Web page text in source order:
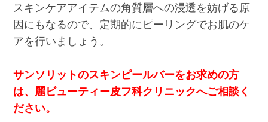
スキンケアアイテムの角質層への浸透を妨げる原
因にもなるので、定期的にピーリングでお肌のケ
アを行いましょう。
サンソリットのスキンピールバーをお求めの方
は、麗ビューティー皮フ科クリニックへご相談く
ださい。